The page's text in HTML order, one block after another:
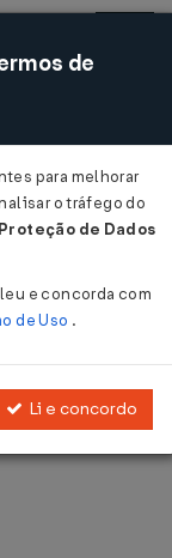
Acessar
publicadas pelo
de
para melhorar
o tráfego do
de Dados
e concorda com
de Uso .
Li e concordo